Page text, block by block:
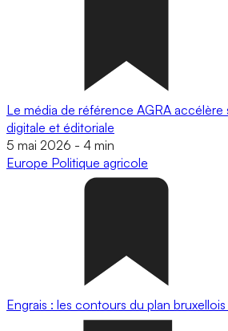
Le média de référence AGRA accélère
digitale et éditoriale
5 mai 2026 - 4 min
Europe Politique agricole
Engrais : les contours du plan bruxellois